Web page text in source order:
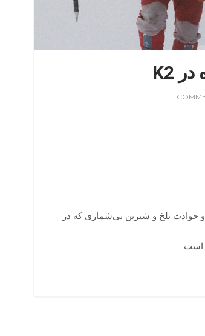
روایتی نفس‌گیر از تراژدی K2 در سال 1986 و حوادث تلخ و شیرین بی‌شماری که در
است.